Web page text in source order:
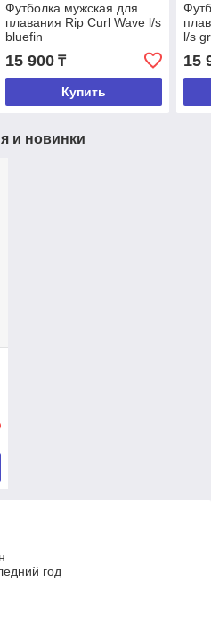
Футболка мужская для
плавания Rip Curl Wave l/s
bluefin
15 900₸
Купить
l/s
15
и новинки
год